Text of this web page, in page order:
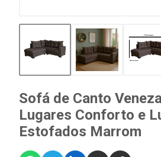
Sofá de Canto
Lugares Conforto e
Estofados Marrom